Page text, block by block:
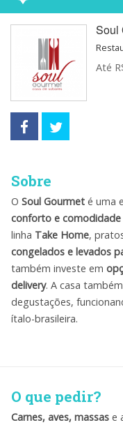
Soul
Até
Sobre
O Soul Gourmet é uma
conforto e comodidade
linha Take Home,
congelados e levados
também investe em
delivery. A casa
degustações,
ítalo-brasileira.
O que pedir?
Carnes, aves, massas e